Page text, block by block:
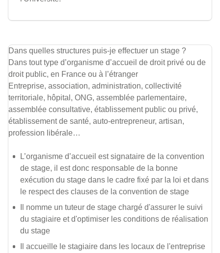
Dans quelles structures puis-je effectuer un stage ?
Dans tout type d’organisme d’accueil de droit privé ou de
droit public, en France ou à l’étranger
Entreprise, association, administration, collectivité
territoriale, hôpital, ONG, assemblée parlementaire,
assemblée consultative, établissement public ou privé,
établissement de santé, auto-entrepreneur, artisan,
profession libérale…
L’organisme d’accueil est signataire de la convention
de stage, il est donc responsable de la bonne
exécution du stage dans le cadre fixé par la loi et dans
le respect des clauses de la convention de stage
Il nomme un tuteur de stage chargé d'assurer le suivi
du stagiaire et d'optimiser les conditions de réalisation
du stage
Il accueille le stagiaire dans les locaux de l'entreprise